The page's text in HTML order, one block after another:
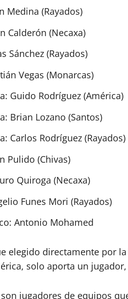
Medina (Rayados)
Calderón (Necaxa)
Sánchez (Rayados)
Vegas (Monarcas)
Guido Rodríguez (América)
Brian Lozano (Santos)
Carlos Rodríguez (Rayados)
Pulido (Chivas)
Quiroga (Necaxa)
Funes Mori (Rayados)
Antonio Mohamed
elegido directamente por
solo aporta un
jugadores de equipos